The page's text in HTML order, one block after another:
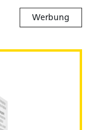
Werbung